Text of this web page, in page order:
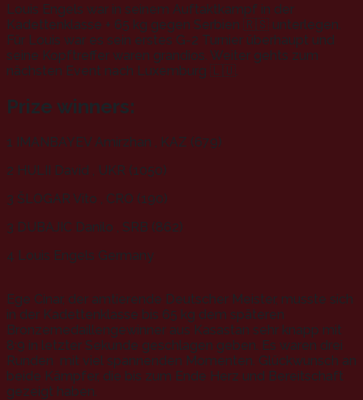
Louis Engels war in seinem Auftaktkampf in der
Kadettenklasse + 65 kg gegen Serbien 🇷🇸 unterlegen.
Für Louis war es sein erstes G-2 Turnier überhaupt und
seine Kopftreffer waren grandios. Weiter gehts zum
nächsten Event nach Luxemburg 🇱🇺.
Prize winners:
1 IMANBAYEV Amirzhan , KAZ (679)
2 HULII David , UKR (1050)
3 ŠLOGAR Vito , CRO (190)
3 DUBAJIC Danilo , SRB (862)
4 Louis Engels Germany
Ege Cinar, der amtierende Deutscher Meister, musste sich
in der Kadettenklasse bis 65 kg dem späteren
Bronzemedaillengewinner aus Kasastan sehr knapp mit
8:9 in letzter Sekunde geschlagen geben. Es waren drei
Runden mit viel spannenden Momenten. Glückwunsch an
beide Kämpfer, die bis zum Ende Herz und Bereitschaft
gezeigt haben.